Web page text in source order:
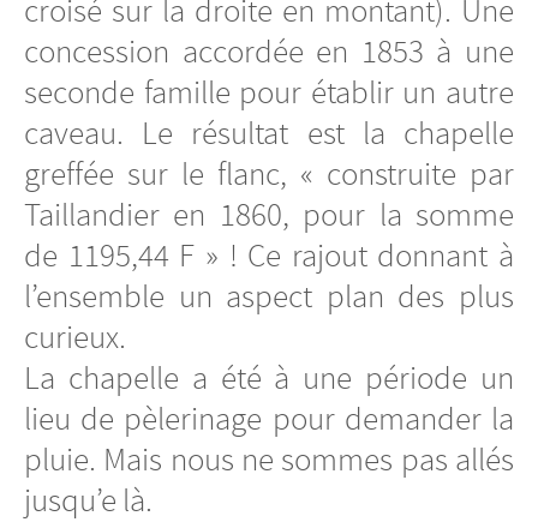
croisé sur la droite en montant). Une
concession accordée en 1853 à une
seconde famille pour établir un autre
caveau. Le résultat est la chapelle
greffée sur le flanc, « construite par
Taillandier en 1860, pour la somme
de 1195,44 F » ! Ce rajout donnant à
l’ensemble un aspect plan des plus
curieux.
La chapelle a été à une période un
lieu de pèlerinage pour demander la
pluie. Mais nous ne sommes pas allés
jusqu’e là.